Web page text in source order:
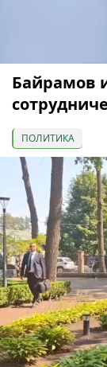
Байрамов
ПОЛИТИКА